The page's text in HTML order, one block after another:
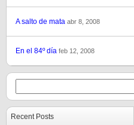
A salto de mata abr 8, 2008
En el 84º día feb 12, 2008
Recent Posts